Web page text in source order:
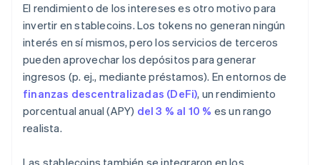
El rendimiento de los intereses es otro motivo para
invertir en stablecoins. Los tokens no generan ningún
interés en sí mismos, pero los servicios de terceros
pueden aprovechar los depósitos para generar
ingresos (p. ej., mediante préstamos). En entornos de
finanzas descentralizadas (DeFi), un rendimiento
porcentual anual (APY) del 3 % al 10 % es un rango
realista.